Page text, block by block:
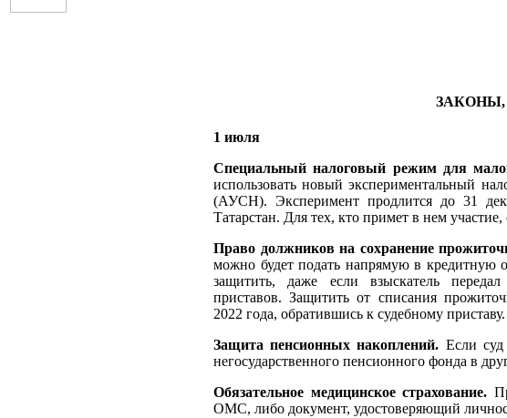
ЗАКОНЫ,
1 июля
Специальный налоговый режим для
использовать новый экспериментальный
(АУСН). Эксперимент продлится до 31
Татарстан. Для тех, кто примет в нем
Право должников на сохранение
можно будет подать напрямую в кредитную
защитить, даже если взыскатель
приставов. Защитить от списания
2022 года, обратившись к судебному приставу.
Защита пенсионных накоплений. Если
негосударственного пенсионного фонда в
Обязательное медицинское страхование.
ОМС, либо документ, удостоверяющий